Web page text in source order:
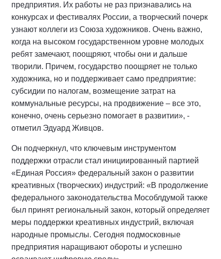
предприятия. Их работы не раз признавались на
конкурсах и фестивалях России, а творческий почерк
узнают коллеги из Союза художников. Очень важно,
когда на высоком государственном уровне молодых
ребят замечают, поощряют, чтобы они и дальше
творили. Причем, государство поощряет не только
художника, но и поддерживает само предприятие:
субсидии по налогам, возмещение затрат на
коммунальные ресурсы, на продвижение – все это,
конечно, очень серьезно помогает в развитии», -
отметил Эдуард Живцов.
Он подчеркнул, что ключевым инструментом
поддержки отрасли стал инициированный партией
«Единая Россия» федеральный закон о развитии
креативных (творческих) индустрий: «В продолжение
федерального законодательства Мособлдумой также
был принят региональный закон, который определяет
меры поддержки креативных индустрий, включая
народные промыслы. Сегодня подмосковные
предприятия наращивают обороты и успешно